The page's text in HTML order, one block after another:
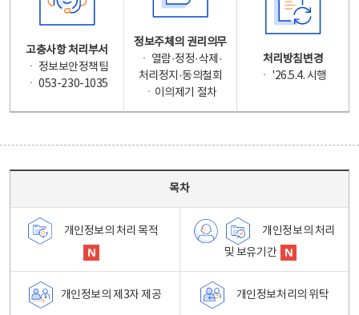
고충사항 처리부서
ㆍ 정보보안정책팀
ㆍ 053-230-1035
정보주체의 권리의무
ㆍ 열람·정정·삭제·
처리정지·동의철회
ㆍ이의제기 절차
처리방침변경
ㆍ '26.5.4. 시행
목차
개인정보의 처리 목적
개인정보의 처리
및 보유기간
개인정보의 제3자 제공 개인정보처리의 위탁